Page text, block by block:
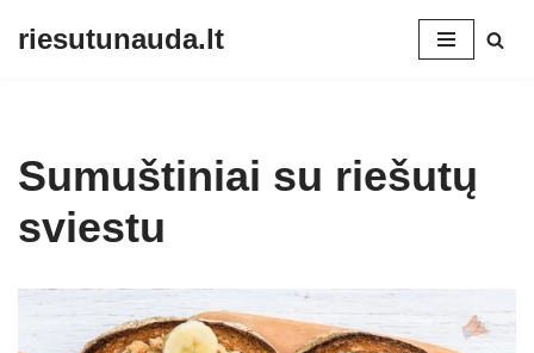
riesutunauda.lt
Sumuštiniai su riešutų
sviestu